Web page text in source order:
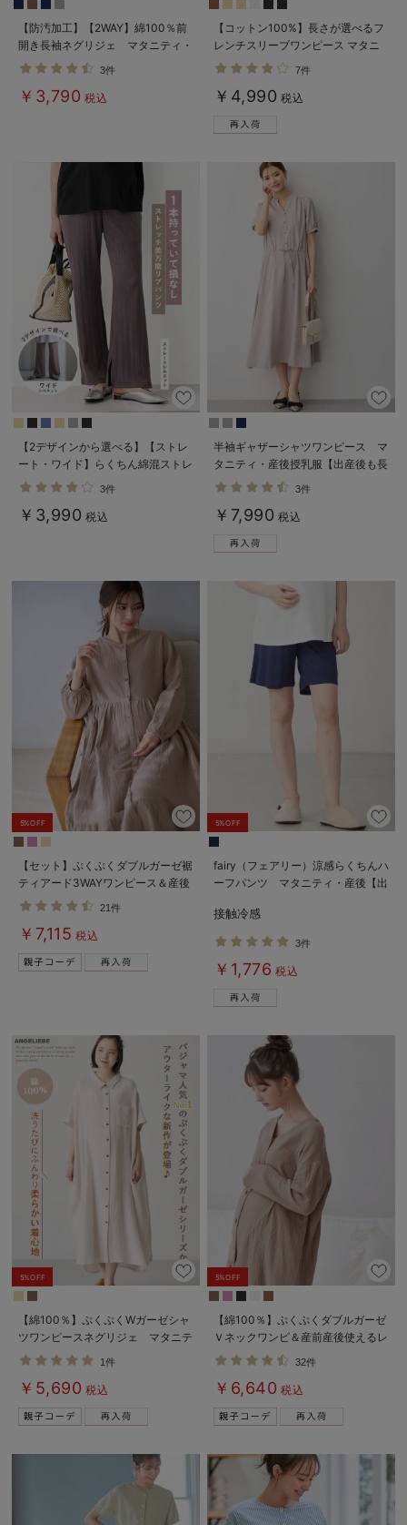
【防汚加工】【2WAY】綿100％前
開き長袖ネグリジェ マタニティ・
授乳パジャマ【産後も長く着れる】
3件
￥3,790 税込
【コットン100%】長さが選べるフ
レンチスリーブワンピース マタニ
ティ・産後授乳服【出産後も長く使
7件
￥4,990 税込
【2デザインから選べる】【ストレ
ート・ワイド】らくちん綿混ストレ
ッチリブパンツ マタニティ・産後
【出産後も長く使える】
3件
￥3,990 税込
半袖ギャザーシャツワンピース マ
タニティ・産後授乳服【出産後も長
く使える】
3件
￥7,990 税込
5%OFF
【セット】ぷくぷくダブルガーゼ裾
ティアード3WAYワンピース＆産後
も使えるレギンスパジャマ マタニ
ティ・授乳パジャマ
21件
￥7,115 税込
5%OFF
fairy（フェアリー）涼感らくちんハ
ーフパンツ マタニティ・産後【出
接触冷感
3件
￥1,776 税込
5%OFF
【綿100％】ぷくぷくWガーゼシャ
ツワンピースネグリジェ マタニテ
ィ・授乳パジャマ【出産後も長く着
1件
￥5,690 税込
5%OFF
【綿100％】ぷくぷくダブルガーゼ
Ｖネックワンピ＆産前産後使えるレ
ギンスパジャマ マタニティ・授乳
パジャマ【親子コーデ可】
32件
￥6,640 税込